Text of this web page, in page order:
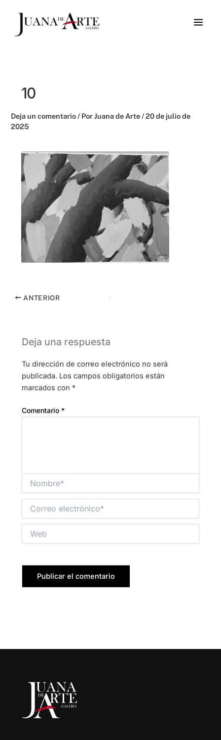
10
Deja un comentario / PorJuana de Arte/20 de julio de
2025
ANTERIOR
Deja una respuesta
Tu dirección de correo electrónico no será
publicada. Los campos obligatorios están
marcados con *
Comentario *
electrónico*